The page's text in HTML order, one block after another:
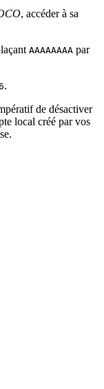
, accéder à sa
AAAAAAAA par
.
de désactiver
local créé par vos